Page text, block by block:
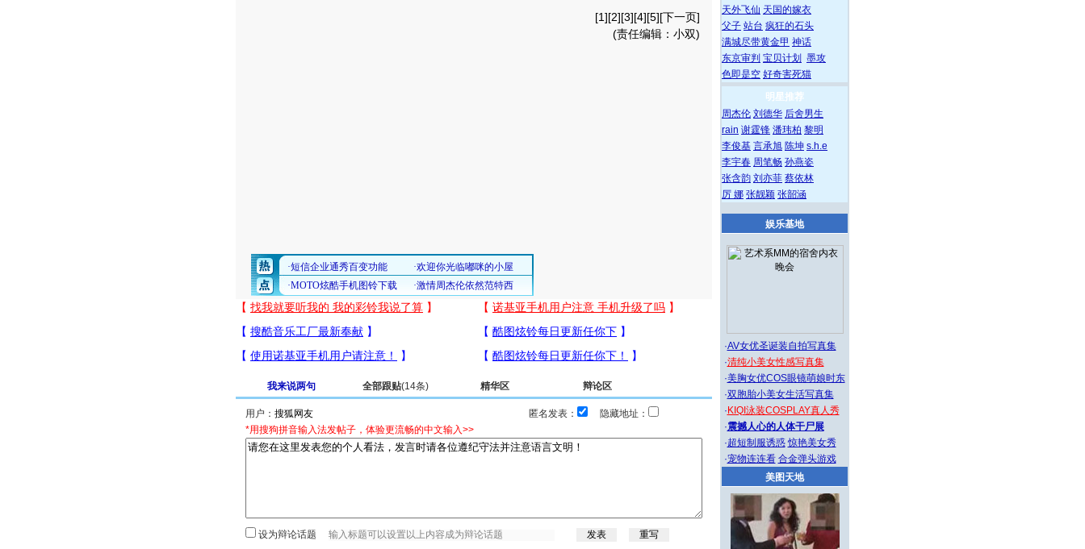
[1][2][3][4][5][下一页]
(责任编辑：小双)
我来说两句 全部跟贴(14条) 精华区 辩论区
用户： 匿名发表：
隐藏地址：
*用搜狗拼音输入法发帖子，体验更流畅的中文输入>>
设为辩论话题
天外飞仙 天国的嫁衣
父子 站台 疯狂的石头
满城尽带黄金甲 神话
东京审判 宝贝计划
墨攻
色即是空 好奇害死猫
明星推荐
周杰伦 刘德华 后舍男生
rain 谢霆锋 潘玮柏 黎明
李俊基 言承旭 陈坤 s.h.e
李宇春 周笔畅 孙燕姿
张含韵 刘亦菲 蔡依林
厉 娜 张靓颖 张韶涵
娱乐基地
·AV女优圣诞装自拍写真集
·清纯小美女性感写真集
·美胸女优COS眼镜萌娘时东
·双胞胎小美女生活写真集
· KIQI泳装COSPLAY真人秀
·震撼人心的人体干尸展
·超短制服诱惑 惊艳美女秀
·宠物连连看 合金弹头游戏
美图天地